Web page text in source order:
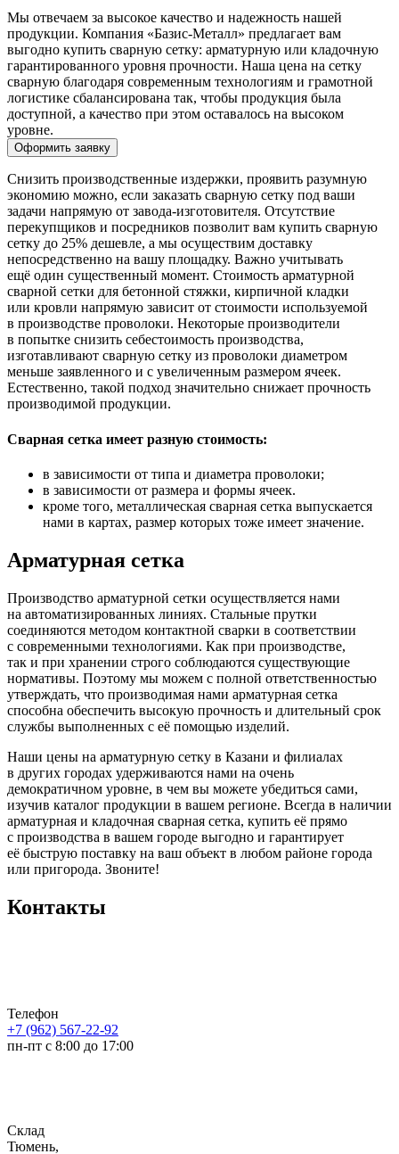
Мы отвечаем за высокое качество и надежность нашей
продукции. Компания «Базис-Металл» предлагает вам
выгодно купить сварную сетку: арматурную или кладочную
гарантированного уровня прочности. Наша цена на сетку
сварную благодаря современным технологиям и грамотной
логистике сбалансирована так, чтобы продукция была
доступной, а качество при этом оставалось на высоком
уровне.
Оформить заявку
Снизить производственные издержки, проявить разумную
экономию можно, если заказать сварную сетку под ваши
задачи напрямую от завода-изготовителя. Отсутствие
перекупщиков и посредников позволит вам купить сварную
сетку до 25% дешевле, а мы осуществим доставку
непосредственно на вашу площадку. Важно учитывать
ещё один существенный момент. Стоимость арматурной
сварной сетки для бетонной стяжки, кирпичной кладки
или кровли напрямую зависит от стоимости используемой
в производстве проволоки. Некоторые производители
в попытке снизить себестоимость производства,
изготавливают сварную сетку из проволоки диаметром
меньше заявленного и с увеличенным размером ячеек.
Естественно, такой подход значительно снижает прочность
производимой продукции.
Сварная сетка имеет разную стоимость:
в зависимости от типа и диаметра проволоки;
в зависимости от размера и формы ячеек.
кроме того, металлическая сварная сетка выпускается
нами в картах, размер которых тоже имеет значение.
Арматурная сетка
Производство арматурной сетки осуществляется нами
на автоматизированных линиях. Стальные прутки
соединяются методом контактной сварки в соответствии
с современными технологиями. Как при производстве,
так и при хранении строго соблюдаются существующие
нормативы. Поэтому мы можем с полной ответственностью
утверждать, что производимая нами арматурная сетка
способна обеспечить высокую прочность и длительный срок
службы выполненных с её помощью изделий.
Наши цены на арматурную сетку в Казани и филиалах
в других городах удерживаются нами на очень
демократичном уровне, в чем вы можете убедиться сами,
изучив каталог продукции в вашем регионе. Всегда в наличии
арматурная и кладочная сварная сетка, купить её прямо
с производства в вашем городе выгодно и гарантирует
её быструю поставку на ваш объект в любом районе города
или пригорода. Звоните!
Контакты
Телефон
+7 (962) 567-22-92
пн-пт с 8:00 до 17:00
Склад
Тюмень,